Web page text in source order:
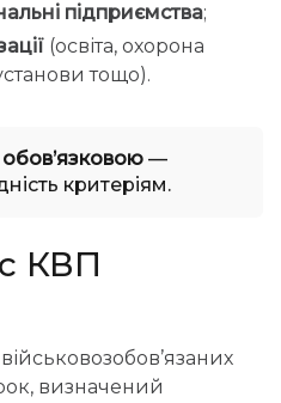
підприємства;
(освіта, охорона
тощо).
—
критеріям.
КВП
визначений